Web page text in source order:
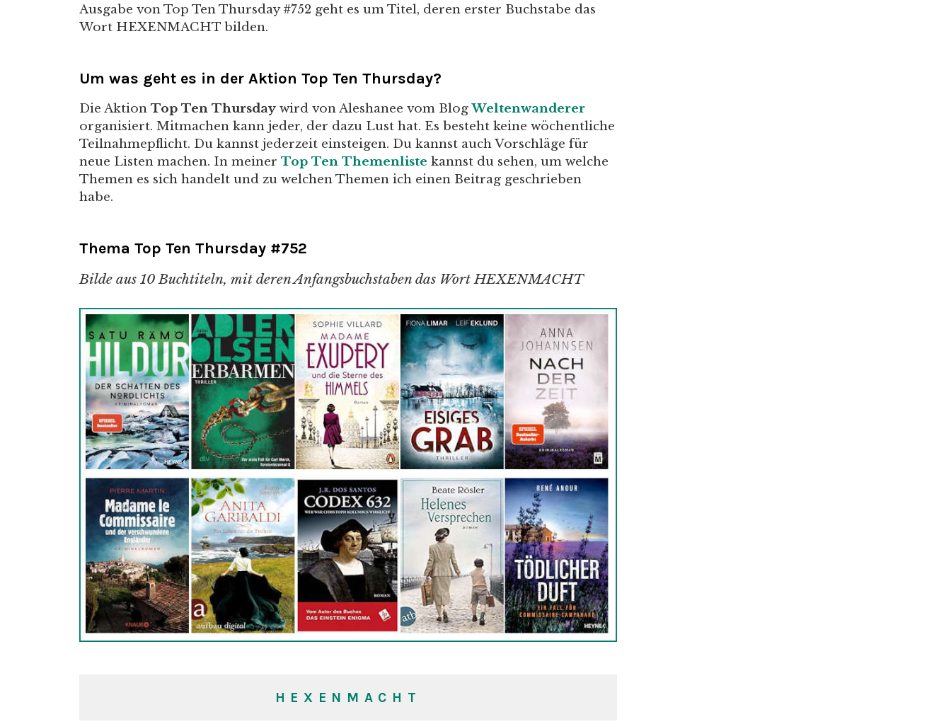
Ausgabe von Top Ten Thursday #752 geht es um Titel, deren erster Buchstabe das
Wort HEXENMACHT bilden.
Um was geht es in der Aktion Top Ten Thursday?
Die Aktion Top Ten Thursday wird von Aleshanee vom BlogWeltenwanderer
organisiert. Mitmachen kann jeder, der dazu Lust hat. Es besteht keine wöchentliche
Teilnahmepflicht. Du kannst jederzeit einsteigen. Du kannst auch Vorschläge für
neue Listen machen. In meiner Top Ten Themenliste kannst du sehen, um welche
Themen es sich handelt und zu welchen Themen ich einen Beitrag geschrieben
habe.
Thema Top Ten Thursday #752
Bilde aus 10 Buchtiteln, mit deren Anfangsbuchstaben das Wort HEXENMACHT
H E X E N M A C H T